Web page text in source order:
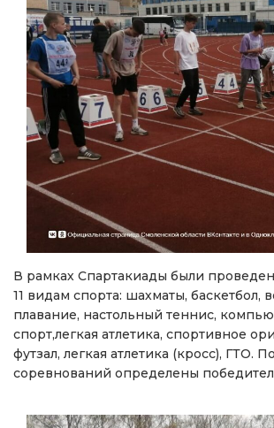
В рамках Спартакиады были
11 видам спорта: шахматы, баскетбол,
плавание, настольный теннис,
спорт,легкая атлетика, спортивное
футзал, легкая атлетика (кросс), ГТО.
соревнований определены